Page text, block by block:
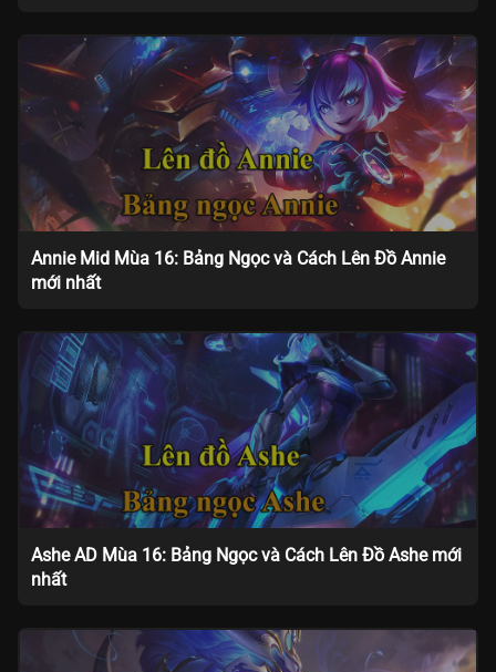
Annie Mid Mùa 16: Bảng Ngọc và Cách Lên Đồ Annie
mới nhất
Ashe AD Mùa 16: Bảng Ngọc và Cách Lên Đồ Ashe mới
nhất